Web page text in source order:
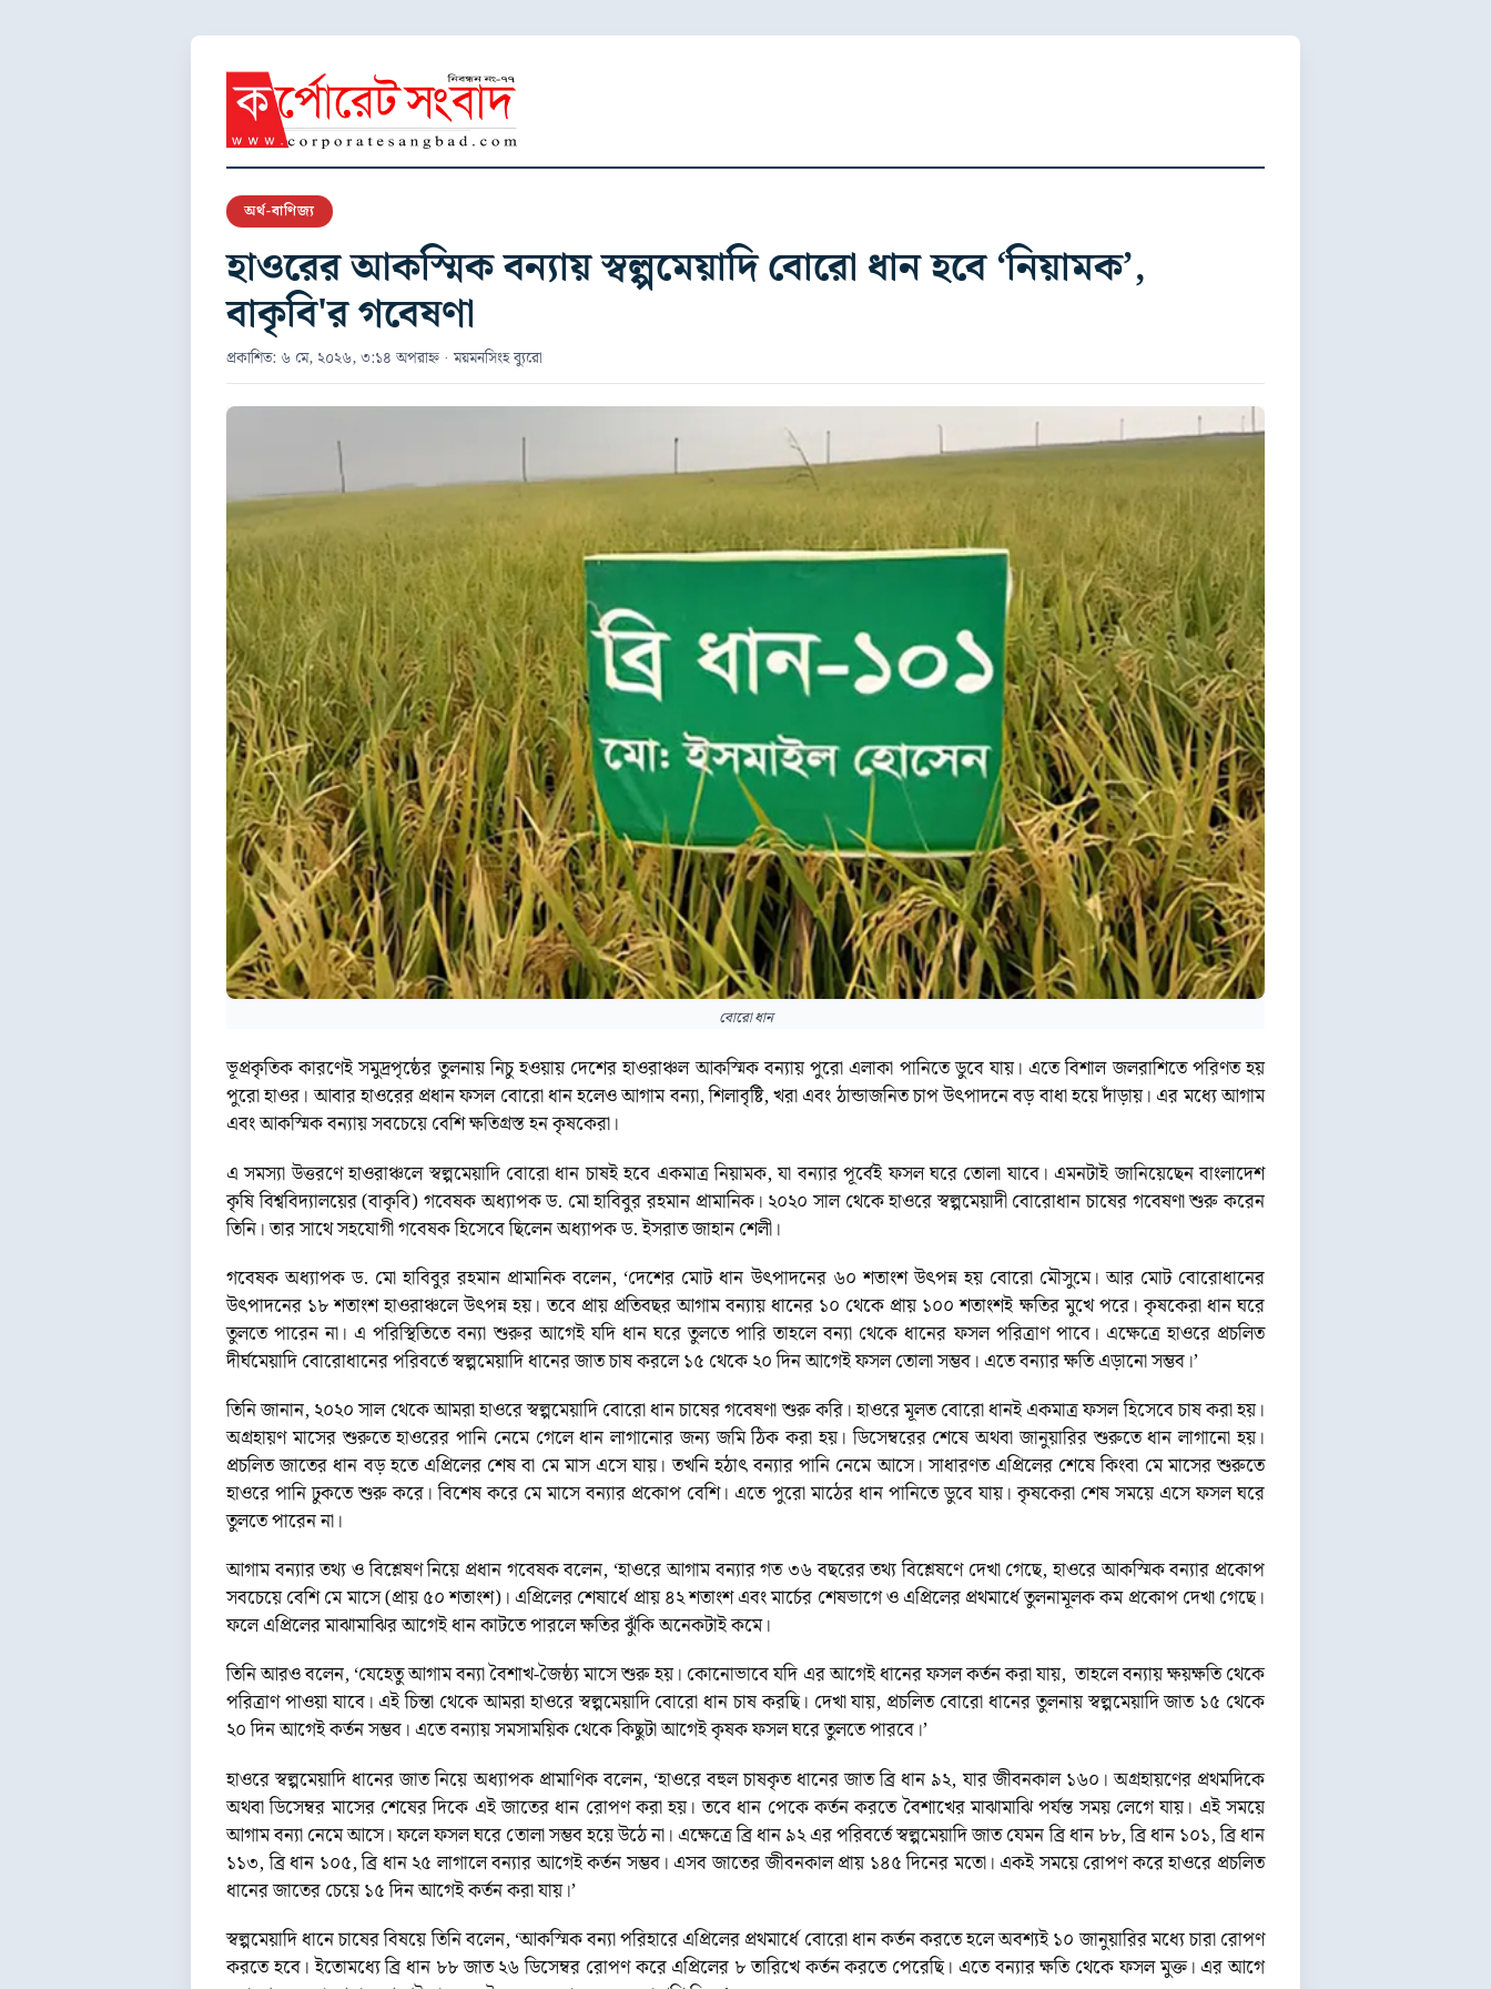
অর্থ-বাণিজ্য
হাওরের আকস্মিক বন্যায় স্বল্পমেয়াদি বোরো ধান হবে ‘নিয়ামক’,
বাকৃবি'র গবেষণা
প্রকাশিত: ৬ মে, ২০২৬, ৩:১৪ অপরাহ্ন · ময়মনসিংহ ব্যুরো
বোরো ধান
ভূপ্রকৃতিক কারণেই সমুদ্রপৃষ্ঠের তুলনায় নিচু হওয়ায় দেশের হাওরাঞ্চল আকস্মিক বন্যায় পুরো এলাকা পানিতে ডুবে যায়। এতে বিশাল জলরাশিতে পরিণত হয়
পুরো হাওর। আবার হাওরের প্রধান ফসল বোরো ধান হলেও আগাম বন্যা, শিলাবৃষ্টি, খরা এবং ঠান্ডাজনিত চাপ উৎপাদনে বড় বাধা হয়ে দাঁড়ায়। এর মধ্যে আগাম
এবং আকস্মিক বন্যায় সবচেয়ে বেশি ক্ষতিগ্রস্ত হন কৃষকেরা।
এ সমস্যা উত্তরণে হাওরাঞ্চলে স্বল্পমেয়াদি বোরো ধান চাষই হবে একমাত্র নিয়ামক, যা বন্যার পূর্বেই ফসল ঘরে তোলা যাবে। এমনটাই জানিয়েছেন বাংলাদেশ
কৃষি বিশ্ববিদ্যালয়ের (বাকৃবি) গবেষক অধ্যাপক ড. মো হাবিবুর রহমান প্রামানিক। ২০২০ সাল থেকে হাওরে স্বল্পমেয়াদী বোরোধান চাষের গবেষণা শুরু করেন
তিনি। তার সাথে সহযোগী গবেষক হিসেবে ছিলেন অধ্যাপক ড. ইসরাত জাহান শেলী।
গবেষক অধ্যাপক ড. মো হাবিবুর রহমান প্রামানিক বলেন, ‘দেশের মোট ধান উৎপাদনের ৬০ শতাংশ উৎপন্ন হয় বোরো মৌসুমে। আর মোট বোরোধানের
উৎপাদনের ১৮ শতাংশ হাওরাঞ্চলে উৎপন্ন হয়। তবে প্রায় প্রতিবছর আগাম বন্যায় ধানের ১০ থেকে প্রায় ১০০ শতাংশই ক্ষতির মুখে পরে। কৃষকেরা ধান ঘরে
তুলতে পারেন না। এ পরিস্থিতিতে বন্যা শুরুর আগেই যদি ধান ঘরে তুলতে পারি তাহলে বন্যা থেকে ধানের ফসল পরিত্রাণ পাবে। এক্ষেত্রে হাওরে প্রচলিত
দীর্ঘমেয়াদি বোরোধানের পরিবর্তে স্বল্পমেয়াদি ধানের জাত চাষ করলে ১৫ থেকে ২০ দিন আগেই ফসল তোলা সম্ভব। এতে বন্যার ক্ষতি এড়ানো সম্ভব।’
তিনি জানান, ২০২০ সাল থেকে আমরা হাওরে স্বল্পমেয়াদি বোরো ধান চাষের গবেষণা শুরু করি। হাওরে মূলত বোরো ধানই একমাত্র ফসল হিসেবে চাষ করা হয়।
অগ্রহায়ণ মাসের শুরুতে হাওরের পানি নেমে গেলে ধান লাগানোর জন্য জমি ঠিক করা হয়। ডিসেম্বরের শেষে অথবা জানুয়ারির শুরুতে ধান লাগানো হয়।
প্রচলিত জাতের ধান বড় হতে এপ্রিলের শেষ বা মে মাস এসে যায়। তখনি হঠাৎ বন্যার পানি নেমে আসে। সাধারণত এপ্রিলের শেষে কিংবা মে মাসের শুরুতে
হাওরে পানি ঢুকতে শুরু করে। বিশেষ করে মে মাসে বন্যার প্রকোপ বেশি। এতে পুরো মাঠের ধান পানিতে ডুবে যায়। কৃষকেরা শেষ সময়ে এসে ফসল ঘরে
তুলতে পারেন না।
আগাম বন্যার তথ্য ও বিশ্লেষণ নিয়ে প্রধান গবেষক বলেন, ‘হাওরে আগাম বন্যার গত ৩৬ বছরের তথ্য বিশ্লেষণে দেখা গেছে, হাওরে আকস্মিক বন্যার প্রকোপ
সবচেয়ে বেশি মে মাসে (প্রায় ৫০ শতাংশ)। এপ্রিলের শেষার্ধে প্রায় ৪২ শতাংশ এবং মার্চের শেষভাগে ও এপ্রিলের প্রথমার্ধে তুলনামূলক কম প্রকোপ দেখা গেছে।
ফলে এপ্রিলের মাঝামাঝির আগেই ধান কাটতে পারলে ক্ষতির ঝুঁকি অনেকটাই কমে।
তিনি আরও বলেন, ‘যেহেতু আগাম বন্যা বৈশাখ-জৈষ্ঠ্য মাসে শুরু হয়। কোনোভাবে যদি এর আগেই ধানের ফসল কর্তন করা যায়, তাহলে বন্যায় ক্ষয়ক্ষতি থেকে
পরিত্রাণ পাওয়া যাবে। এই চিন্তা থেকে আমরা হাওরে স্বল্পমেয়াদি বোরো ধান চাষ করছি। দেখা যায়, প্রচলিত বোরো ধানের তুলনায় স্বল্পমেয়াদি জাত ১৫ থেকে
২০ দিন আগেই কর্তন সম্ভব। এতে বন্যায় সমসাময়িক থেকে কিছুটা আগেই কৃষক ফসল ঘরে তুলতে পারবে।’
হাওরে স্বল্পমেয়াদি ধানের জাত নিয়ে অধ্যাপক প্রামাণিক বলেন, ‘হাওরে বহুল চাষকৃত ধানের জাত ব্রি ধান ৯২, যার জীবনকাল ১৬০। অগ্রহায়ণের প্রথমদিকে
অথবা ডিসেম্বর মাসের শেষের দিকে এই জাতের ধান রোপণ করা হয়। তবে ধান পেকে কর্তন করতে বৈশাখের মাঝামাঝি পর্যন্ত সময় লেগে যায়। এই সময়ে
আগাম বন্যা নেমে আসে। ফলে ফসল ঘরে তোলা সম্ভব হয়ে উঠে না। এক্ষেত্রে ব্রি ধান ৯২ এর পরিবর্তে স্বল্পমেয়াদি জাত যেমন ব্রি ধান ৮৮, ব্রি ধান ১০১, ব্রি ধান
১১৩, ব্রি ধান ১০৫, ব্রি ধান ২৫ লাগালে বন্যার আগেই কর্তন সম্ভব। এসব জাতের জীবনকাল প্রায় ১৪৫ দিনের মতো। একই সময়ে রোপণ করে হাওরে প্রচলিত
ধানের জাতের চেয়ে ১৫ দিন আগেই কর্তন করা যায়।’
স্বল্পমেয়াদি ধানে চাষের বিষয়ে তিনি বলেন, ‘আকস্মিক বন্যা পরিহারে এপ্রিলের প্রথমার্ধে বোরো ধান কর্তন করতে হলে অবশ্যই ১০ জানুয়ারির মধ্যে চারা রোপণ
করতে হবে। ইতোমধ্যে ব্রি ধান ৮৮ জাত ২৬ ডিসেম্বর রোপণ করে এপ্রিলের ৮ তারিখে কর্তন করতে পেরেছি। এতে বন্যার ক্ষতি থেকে ফসল মুক্ত। এর আগে